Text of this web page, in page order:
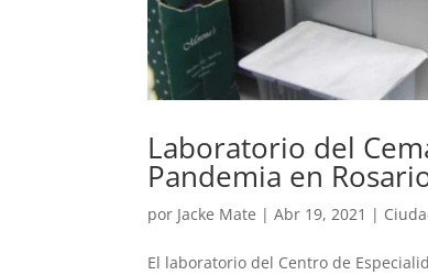
Laboratorio del
Pandemia en
por Jacke Mate |Abr 19, 2021 |
El laboratorio del Centro de